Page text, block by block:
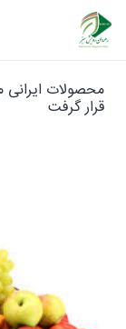
محصولات ایرانی
قرار گرفت